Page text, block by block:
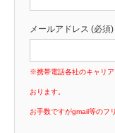
メールアドレス (必須)
※携帯電話各社のキャリ
おります。
お手数ですがgmail等のフ